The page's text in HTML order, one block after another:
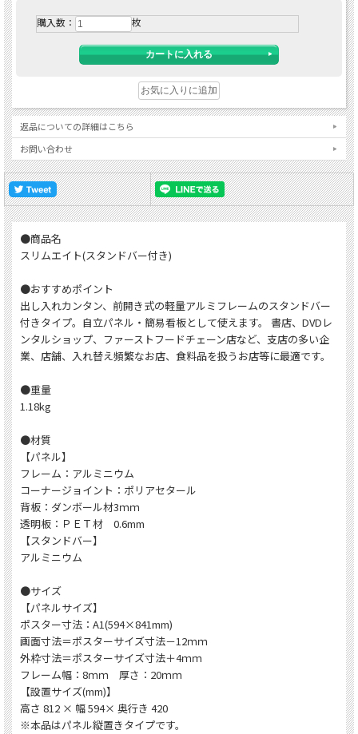
購入数： 枚
返品についての詳細はこちら
お問い合わせ
●商品名
スリムエイト(スタンドバー付き)
●おすすめポイント
出し入れカンタン、前開き式の軽量アルミフレームのスタンドバー
付きタイプ。自立パネル・簡易看板として使えます。 書店、DVDレ
ンタルショップ、ファーストフードチェーン店など、支店の多い企
業、店舗、入れ替え頻繁なお店、食料品を扱うお店等に最適です。
●重量
1.18kg
●材質
【パネル】
フレーム：アルミニウム
コーナージョイント：ポリアセタール
背板：ダンボール材3ｍｍ
透明板：ＰＥＴ材 0.6mm
【スタンドバー】
アルミニウム
●サイズ
【パネルサイズ】
ポスター寸法：A1(594×841mm)
画面寸法＝ポスターサイズ寸法－12ｍｍ
外枠寸法＝ポスターサイズ寸法＋4ｍｍ
フレーム幅：8ｍｍ 厚さ：20ｍｍ
【設置サイズ(mm)】
高さ 812 × 幅 594× 奥行き 420
※本品はパネル縦置きタイプです。